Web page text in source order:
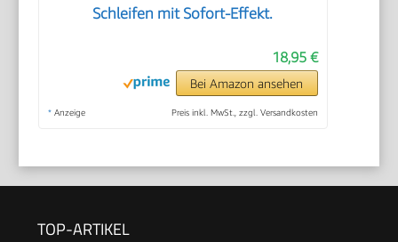
Schleifen mit Sofort-Effekt.
18,95 €
Bei Amazon ansehen
* Anzeige Preis inkl. MwSt., zzgl. Versandkosten
TOP-ARTIKEL